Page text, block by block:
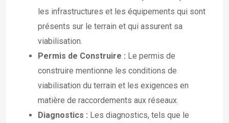
les infrastructures et les équipements qui sont
présents sur le terrain et qui assurent sa
viabilisation.
Permis de Construire : Le permis de
construire mentionne les conditions de
viabilisation du terrain et les exigences en
matière de raccordements aux réseaux.
Diagnostics : Les diagnostics, tels que le